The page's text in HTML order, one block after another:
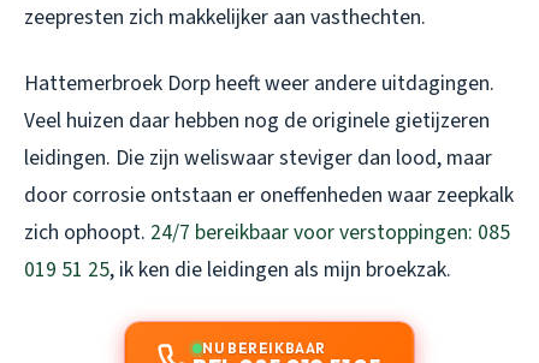
zeepresten zich makkelijker aan vasthechten.
Hattemerbroek Dorp heeft weer andere uitdagingen.
Veel huizen daar hebben nog de originele gietijzeren
leidingen. Die zijn weliswaar steviger dan lood, maar
door corrosie ontstaan er oneffenheden waar zeepkalk
zich ophoopt. 24/7 bereikbaar voor verstoppingen: 085
019 51 25, ik ken die leidingen als mijn broekzak.
NU BEREIKBAAR